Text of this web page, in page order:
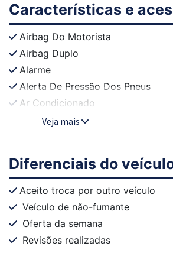
Características e
Airbag Do Motorista
Airbag Duplo
Alarme
Alerta De Pressão Dos Pneus
Ar Condicionado
Veja mais
Diferenciais do
Aceito troca por outro veículo
Veículo de não-fumante
Oferta da semana
Revisões realizadas